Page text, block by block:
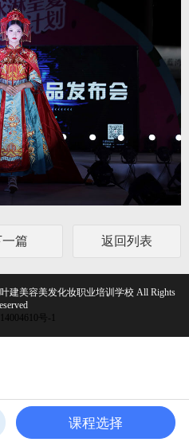
篇 返回列表
建美容美发化妆职业培训学校 All Rights
号-1
联系我们 首页
课程选择